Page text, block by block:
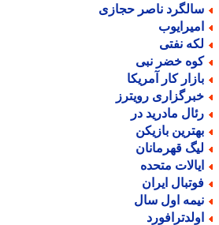
ناصر حجازی
نفتی
خضر نبی
کار آمریکا
رویترز
مادرید در
بازیکن
قهرمانان
متحده
ایران
اول سال